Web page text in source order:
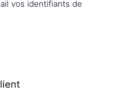
vos identifiants de